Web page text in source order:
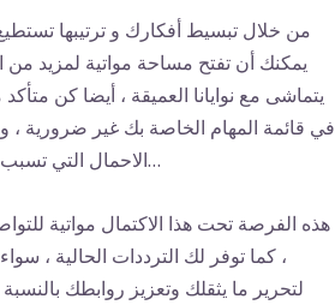
من خلال تبسيط أفكارك و ترتيبها
يمكنك أن تفتح مساحة مواتية لمزيد
يتماشى مع نوايانا العميقة ، أيضا كن
في قائمة المهام الخاصة بك غير ضرورية
الاحمال التي تسبب الضغط غير الضروري على نفسك…
هذه الفرصة تحت هذا الاكتمال مواتية
، كما توفر لك الترددات الحالية ،
لتحرير ما يثقلك وتعزيز روابطك